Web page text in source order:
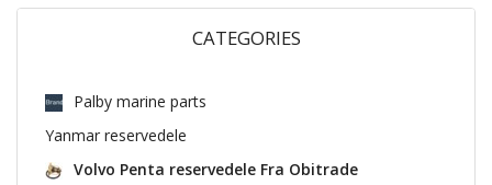
CATEGORIES
Palby marine parts
Yanmar reservedele
Volvo Penta reservedele Fra Obitrade